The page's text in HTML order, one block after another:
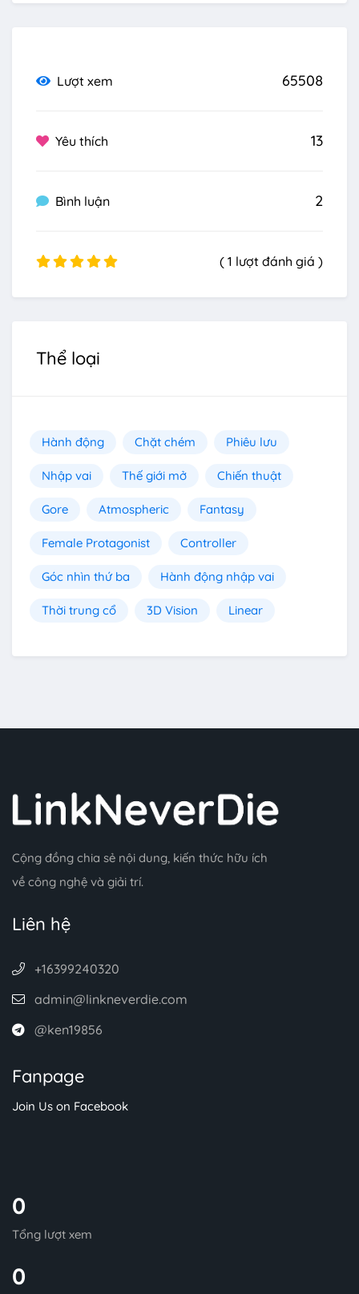
Lượt xem 65508
Yêu thích 13
Bình luận 2
( 1 lượt đánh giá )
Thể loại
Hành động Chặt chém Phiêu lưu
Nhập vai Thế giới mở Chiến thuật
Gore Atmospheric Fantasy
Female Protagonist Controller
Góc nhìn thứ ba Hành động nhập vai
Thời trung cổ 3D Vision Linear
Cộng đồng chia sẻ nội dung, kiến thức hữu ích
về công nghệ và giải trí.
Liên hệ
+16399240320
admin@linkneverdie.com
@ken19856
Fanpage
Join Us on Facebook
0
Tổng lượt xem
0